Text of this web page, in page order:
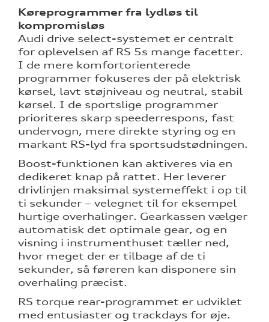
Køreprogrammer fra lydløs til
kompromisløs
Audi drive select-systemet er centralt
for oplevelsen af RS 5s mange facetter.
I de mere komfortorienterede
programmer fokuseres der på elektrisk
kørsel, lavt støjniveau og neutral, stabil
kørsel. I de sportslige programmer
prioriteres skarp speederrespons, fast
undervogn, mere direkte styring og en
markant RS-lyd fra sportsudstødningen.
Boost-funktionen kan aktiveres via en
dedikeret knap på rattet. Her leverer
drivlinjen maksimal systemeffekt i op til
ti sekunder – velegnet til for eksempel
hurtige overhalinger. Gearkassen vælger
automatisk det optimale gear, og en
visning i instrumenthuset tæller ned,
hvor meget der er tilbage af de ti
sekunder, så føreren kan disponere sin
overhaling præcist.
RS torque rear-programmet er udviklet
med entusiaster og trackdays for øje.